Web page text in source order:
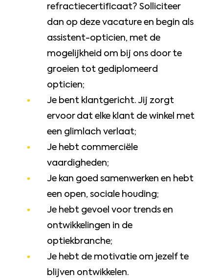
Een aantrekkelijk basissalaris
vanaf €2.912,- tot wel €3.625,-
bruto per maand o.b.v. 38 uur
inclusief vakantiegeld, afhankelijk
van je kennis en ervaring;
Na je proeftijd van 2 maanden
krijg je direct een vast contract;
Presteren loont: behaal je je
doelen, dan kun je rekenen op een
kwartaalbonus die kan oplopen
tot maar liefst 8%;
Groeien? Graag! Bij ons krijg je alle
ruimte en begeleiding om jezelf te
ontwikkelen; in je rol, je salaris én
met doorgroeimogelijkheden tot
contactlensspecialist,
optometrist of bedrijfsleider;
refractiecertificaat? Solliciteer
dan op deze vacature en begin als
assistent-opticien, met de
mogelijkheid om bij ons door te
groeien tot gediplomeerd
opticien;
Je bent klantgericht. Jij zorgt
ervoor dat elke klant de winkel met
een glimlach verlaat;
Je hebt commerciële
vaardigheden;
Je kan goed samenwerken en hebt
een open, sociale houding;
Je hebt gevoel voor trends en
ontwikkelingen in de
optiekbranche;
Je hebt de motivatie om jezelf te
blijven ontwikkelen.